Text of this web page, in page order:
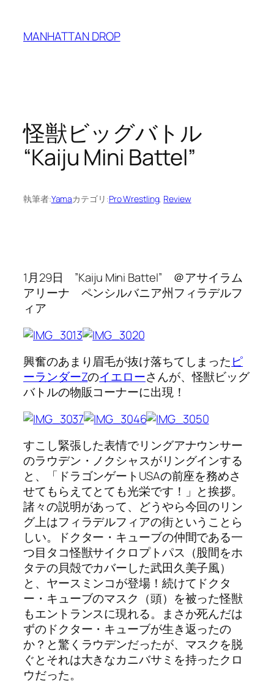
MANHATTAN DROP
怪獣ビッグバトル
“Kaiju Mini Battel”
執筆者:Yamaカテゴリ:Pro Wrestling, Review
1月29日 ”Kaiju Mini Battel” ＠アサイラム
アリーナ ペンシルバニア州フィラデルフ
ィア
興奮のあまり眉毛が抜け落ちてしまったピ
ーランダーZのイエローさんが、怪獣ビッグ
バトルの物販コーナーに出現！
すこし緊張した表情でリングアナウンサー
のラウデン・ノクシャスがリングインする
と、「ドラゴンゲートUSAの前座を務めさ
せてもらえてとても光栄です！」と挨拶。
諸々の説明があって、どうやら今回のリン
グ上はフィラデルフィアの街ということら
しい。ドクター・キューブの仲間である一
つ目タコ怪獣サイクロプトパス（股間をホ
タテの貝殻でカバーした武田久美子風）
と、ヤースミンコが登場！続けてドクタ
ー・キューブのマスク（頭）を被った怪獣
もエントランスに現れる。まさか死んだは
ずのドクター・キューブが生き返ったの
か？と驚くラウデンだったが、マスクを脱
ぐとそれは大きなカニバサミを持ったクロ
ウだった。